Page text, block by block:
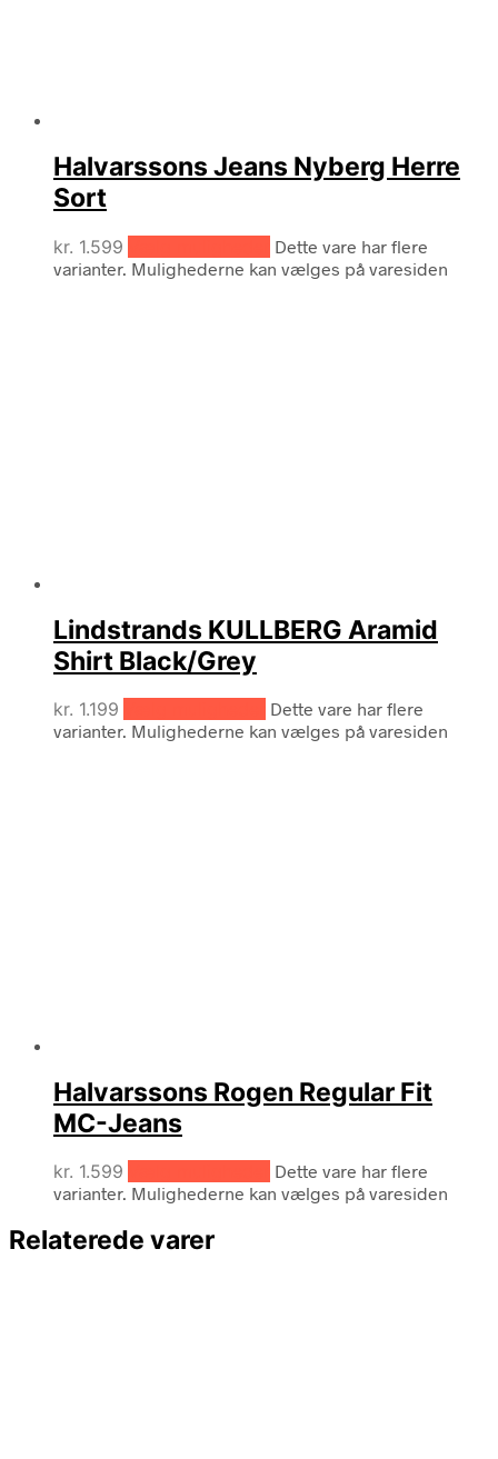
Halvarssons Jeans Nyberg Herre
Sort
kr. 1.599
Dette vare har flere
varianter. Mulighederne kan vælges på varesiden
Lindstrands KULLBERG Aramid
Shirt Black/Grey
kr. 1.199
Dette vare har flere
varianter. Mulighederne kan vælges på varesiden
Halvarssons Rogen Regular Fit
MC-Jeans
kr. 1.599
Dette vare har flere
varianter. Mulighederne kan vælges på varesiden
Relaterede varer